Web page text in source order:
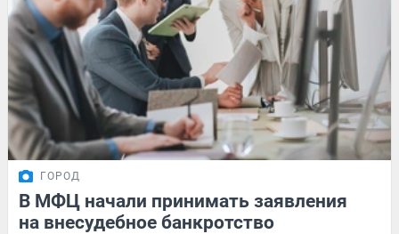
ГОРОД
В МФЦ начали принимать заявления
на внесудебное банкротство